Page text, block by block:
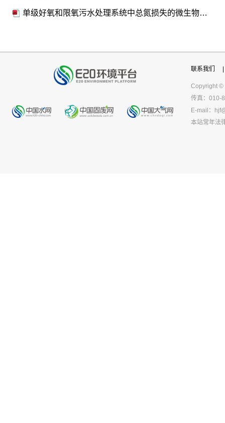
单级好氧和限氧污水处理系统中总氮损失的微生物学机理
联系我们
Copyright ©
传真：010-
E-mail：
本站常年法